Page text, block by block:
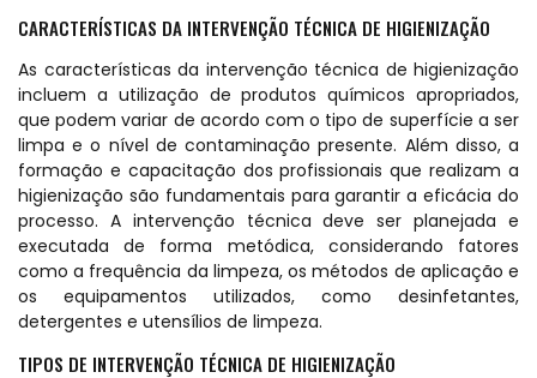
CARACTERÍSTICAS DA INTERVENÇÃO TÉCNICA DE HIGIENIZAÇÃO
As características da intervenção técnica de higienização
incluem a utilização de produtos químicos apropriados,
que podem variar de acordo com o tipo de superfície a ser
limpa e o nível de contaminação presente. Além disso, a
formação e capacitação dos profissionais que realizam a
higienização são fundamentais para garantir a eficácia do
processo. A intervenção técnica deve ser planejada e
executada de forma metódica, considerando fatores
como a frequência da limpeza, os métodos de aplicação e
os equipamentos utilizados, como desinfetantes,
detergentes e utensílios de limpeza.
TIPOS DE INTERVENÇÃO TÉCNICA DE HIGIENIZAÇÃO